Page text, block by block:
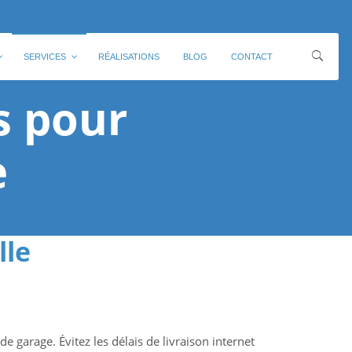
SERVICES RÉALISATIONS BLOG CONTACT
pour
garage. Évitez les délais de livraison internet